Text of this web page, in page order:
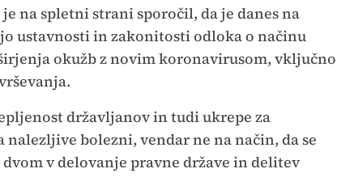
na spletni strani sporočil, da je danes na
ustavnosti in zakonitosti odloka o načinu
okužb z novim koronavirusom, vključno
državljanov in tudi ukrepe za
bolezni, vendar ne na način, da se
v delovanje pravne države in delitev